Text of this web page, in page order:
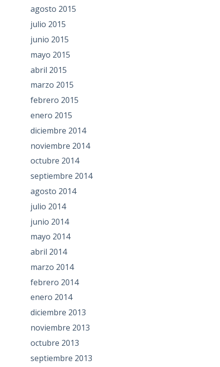
agosto 2015
julio 2015
junio 2015
mayo 2015
abril 2015
marzo 2015
febrero 2015
enero 2015
diciembre 2014
noviembre 2014
octubre 2014
septiembre 2014
agosto 2014
julio 2014
junio 2014
mayo 2014
abril 2014
marzo 2014
febrero 2014
enero 2014
diciembre 2013
noviembre 2013
octubre 2013
septiembre 2013